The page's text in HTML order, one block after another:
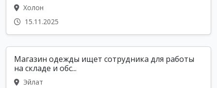
Холон
15.11.2025
Магазин одежды ищет сотрудника для работы
на складе и обс...
Эйлат